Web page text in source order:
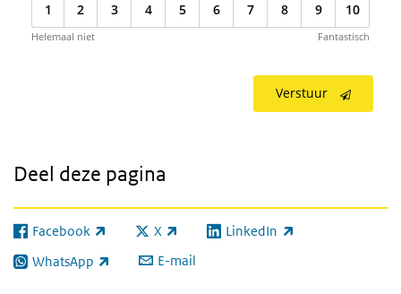
1 2 3 4 5 6 7 8 9 10
Helemaal niet Fantastisch
Verstuur
Deel deze pagina
Facebook
(externe link) X
(externe link) LinkedIn
(externe link)
WhatsApp
(externe link) E-mail